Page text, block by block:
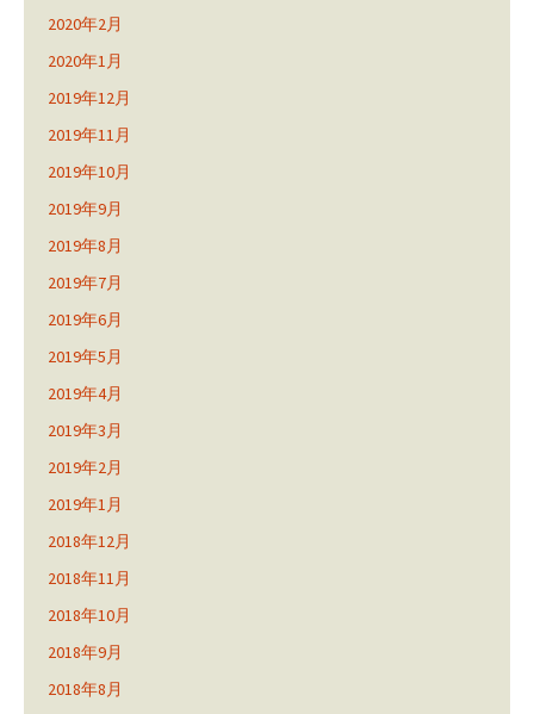
2020年2月
2020年1月
2019年12月
2019年11月
2019年10月
2019年9月
2019年8月
2019年7月
2019年6月
2019年5月
2019年4月
2019年3月
2019年2月
2019年1月
2018年12月
2018年11月
2018年10月
2018年9月
2018年8月